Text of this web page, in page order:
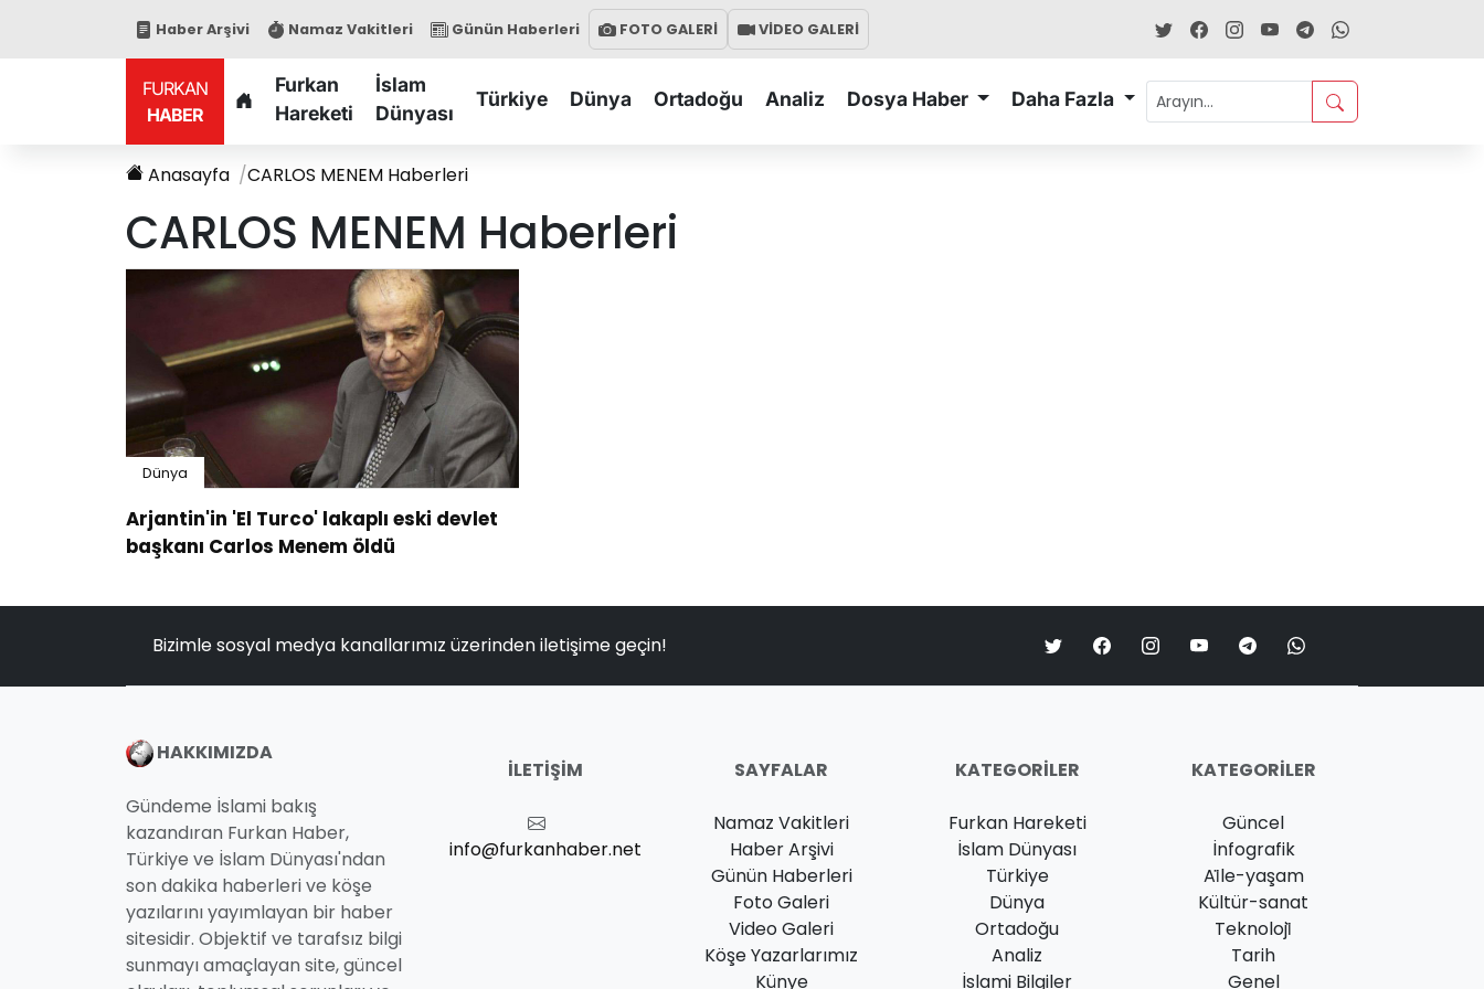
Haber Arşivi Namaz Vakitleri Günün Haberleri FOTO GALERİ VİDEO GALERİ
FURKAN
HABER
Furkan
Hareketi
İslam
Dünyası
Türkiye Dünya Ortadoğu Analiz Dosya Haber Daha Fazla
Anasayfa CARLOS MENEM Haberleri
CARLOS MENEM Haberleri
Dünya
Arjantin'in 'El Turco' lakaplı eski devlet
başkanı Carlos Menem öldü
Bizimle sosyal medya kanallarımız üzerinden iletişime geçin!
HAKKIMIZDA
Gündeme İslami bakış
kazandıran Furkan Haber,
Türkiye ve İslam Dünyası'ndan
son dakika haberleri ve köşe
yazılarını yayımlayan bir haber
sitesidir. Objektif ve tarafsız bilgi
sunmayı amaçlayan site, güncel
İLETIŞIM
info@furkanhaber.net
SAYFALAR
Namaz Vakitleri
Haber Arşivi
Günün Haberleri
Foto Galeri
Video Galeri
Köşe Yazarlarımız
Künye
KATEGORILER
Furkan Hareketi
İslam Dünyası
Türkiye
Dünya
Ortadoğu
Analiz
İslami Bilgiler
KATEGORILER
Güncel
İnfografik
Ai̇le-yaşam
Kültür-sanat
Teknoloji̇
Tarih
Genel